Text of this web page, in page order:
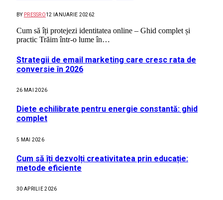
BY PRESSRO12 IANUARIE 20262
Cum să îți protejezi identitatea online – Ghid complet și
practic Trăim într-o lume în…
Strategii de email marketing care cresc rata de
conversie în 2026
26 MAI 2026
Diete echilibrate pentru energie constantă: ghid
complet
5 MAI 2026
Cum să îți dezvolți creativitatea prin educație:
metode eficiente
30 APRILIE 2026